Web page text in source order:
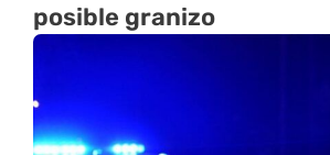
posible granizo